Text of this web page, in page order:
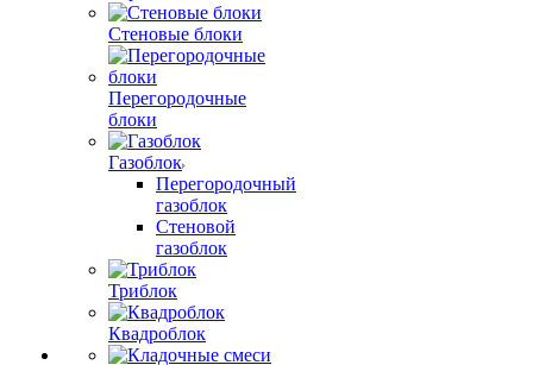
Стеновые блоки
Перегородочные
блоки
Газоблок
Перегородочный
газоблок
Стеновой
газоблок
Триблок
Квадроблок